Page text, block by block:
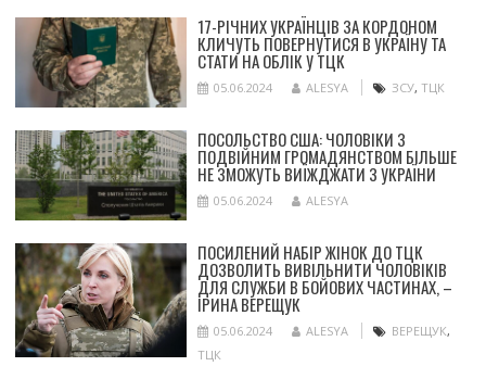
17-РІЧНИХ УКРАЇНЦІВ ЗА КОРДОНОМ
КЛИЧУТЬ ПОВЕРНУТИСЯ В УКРАЇНУ ТА
СТАТИ НА ОБЛІК У ТЦК
05.06.2024 ALESYA ЗСУ, ТЦК
ПОСОЛЬСТВО США: ЧОЛОВІКИ З
ПОДВІЙНИМ ГРОМАДЯНСТВОМ БІЛЬШЕ
НЕ ЗМОЖУТЬ ВИЇЖДЖАТИ З УКРАЇНИ
05.06.2024 ALESYA
ПОСИЛЕНИЙ НАБІР ЖІНОК ДО ТЦК
ДОЗВОЛИТЬ ВИВІЛЬНИТИ ЧОЛОВІКІВ
ДЛЯ СЛУЖБИ В БОЙОВИХ ЧАСТИНАХ, –
ІРИНА ВЕРЕЩУК
05.06.2024 ALESYA ВЕРЕЩУК,
ТЦК